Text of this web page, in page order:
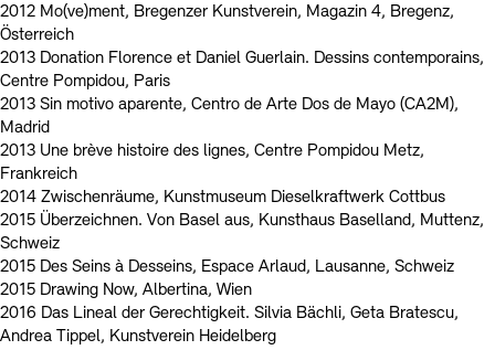
2012 Mo(ve)ment, Bregenzer Kunstverein, Magazin 4, Bregenz,
Österreich
2013 Donation Florence et Daniel Guerlain. Dessins contemporains,
Centre Pompidou, Paris
2013 Sin motivo aparente, Centro de Arte Dos de Mayo (CA2M),
Madrid
2013 Une brève histoire des lignes, Centre Pompidou Metz,
Frankreich
2014 Zwischenräume, Kunstmuseum Dieselkraftwerk Cottbus
2015 Überzeichnen. Von Basel aus, Kunsthaus Baselland, Muttenz,
Schweiz
2015 Des Seins à Desseins, Espace Arlaud, Lausanne, Schweiz
2015 Drawing Now, Albertina, Wien
2016 Das Lineal der Gerechtigkeit. Silvia Bächli, Geta Bratescu,
Andrea Tippel, Kunstverein Heidelberg